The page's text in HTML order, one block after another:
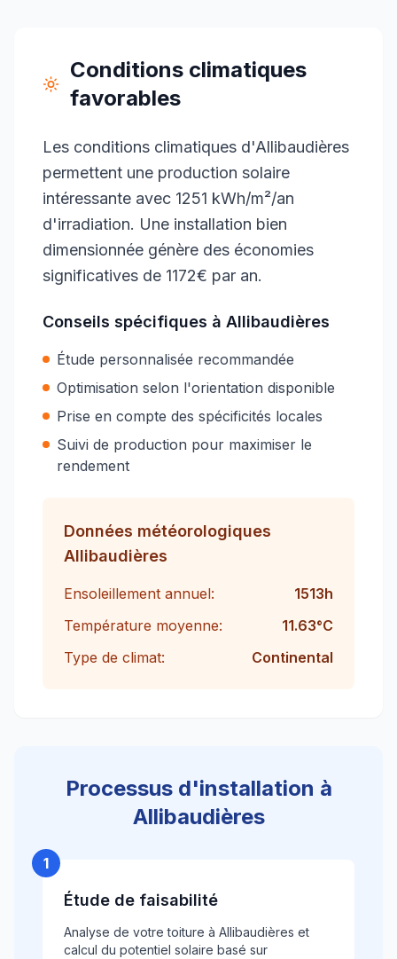
Conditions climatiques
favorables
Les conditions climatiques d'Allibaudières
permettent une production solaire
intéressante avec 1251 kWh/m²/an
d'irradiation. Une installation bien
dimensionnée génère des économies
significatives de 1172€ par an.
Conseils spécifiques à Allibaudières
Étude personnalisée recommandée
Optimisation selon l'orientation disponible
Prise en compte des spécificités locales
Suivi de production pour maximiser le
rendement
Données météorologiques
Allibaudières
Ensoleillement annuel: 1513h
Température moyenne:
11.63°C
Type de climat:
Continental
Processus d'installation à
Allibaudières
1
Étude de faisabilité
Analyse de votre toiture à Allibaudières et
calcul du potentiel solaire basé sur